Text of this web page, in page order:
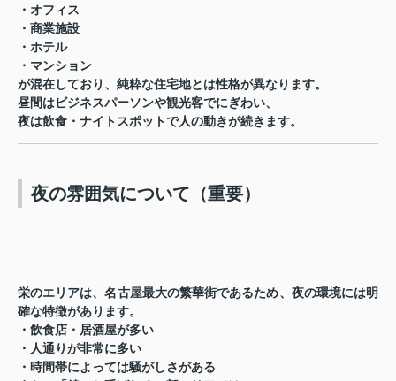
・オフィス
・商業施設
・ホテル
・マンション
が混在しており、純粋な住宅地とは性格が異なります。
昼間はビジネスパーソンや観光客でにぎわい、
夜は飲食・ナイトスポットで人の動きが続きます。
夜の雰囲気について（重要）
栄のエリアは、名古屋最大の繁華街であるため、夜の環境には明
確な特徴があります。
・飲食店・居酒屋が多い
・人通りが非常に多い
・時間帯によっては騒がしさがある